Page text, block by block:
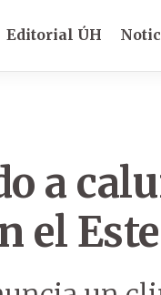
Editorial ÚH
a
el Este